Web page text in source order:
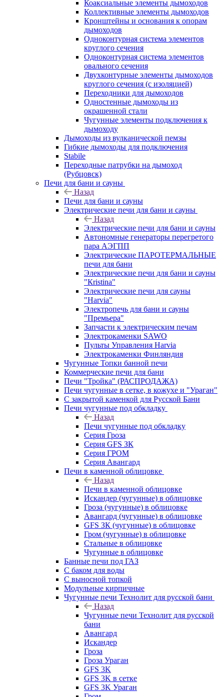
Коаксиальные элементы дымоходов
Коллективные элементы дымоходов
Кронштейны и основания к опорам
дымоходов
Одноконтурная система элементов
круглого сечения
Одноконтурная система элементов
овального сечения
Двухконтурные элементы дымоходов
круглого сечения (с изоляцией)
Переходники для дымоходов
Одностенные дымоходы из
окрашенной стали
Чугунные элементы подключения к
дымоходу
Дымоходы из вулканической пемзы
Гибкие дымоходы для подключения
Stabile
Переходные патрубки на дымоход
(Рубцовск)
Печи для бани и сауны
Назад
Печи для бани и сауны
Электрические печи для бани и сауны
Назад
Электрические печи для бани и сауны
Автономные генераторы перегретого
пара АЭГПП
Электрические ПАРОТЕРМАЛЬНЫЕ
печи для бани
Электрические печи для бани и сауны
"Кristina"
Электрические печи для сауны
"Harvia"
Электропечь для бани и сауны
"Премьера"
Запчасти к электрическим печам
Электрокаменки SAWO
Пульты Управления Harvia
Электрокаменки Финляндия
Чугунные Топки банной печи
Коммерческие печи для бани
Печи "Тройка" (РАСПРОДАЖА)
Печи чугунные в сетке, в кожухе и "Ураган"
С закрытой каменкой для Русской Бани
Печи чугунные под обкладку
Назад
Печи чугунные под обкладку
Серия Гроза
Серия GFS ЗК
Серия ГРОМ
Серия Авангард
Печи в каменной облицовке
Назад
Печи в каменной облицовке
Искандер (чугунные) в облицовке
Гроза (чугунные) в облицовке
Авангард (чугунные) в облицовке
GFS ЗК (чугунные) в облицовке
Гром (чугунные) в облицовке
Стальные в облицовке
Чугунные в облицовке
Банные печи под ГАЗ
С баком для воды
С выносной топкой
Модульные кирпичные
Чугунные печи Технолит для русской бани
Назад
Чугунные печи Технолит для русской
бани
Авангард
Искандер
Гроза
Гроза Ураган
GFS 3K
GFS 3K в сетке
GFS 3K Ураган